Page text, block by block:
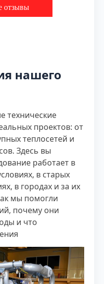
отзывы
нашего
технические
проектов: от
теплосетей и
Здесь вы
работает в
в старых
в городах и за их
мы помогли
почему они
и что